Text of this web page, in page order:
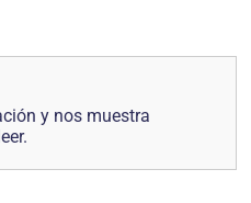
y nos muestra